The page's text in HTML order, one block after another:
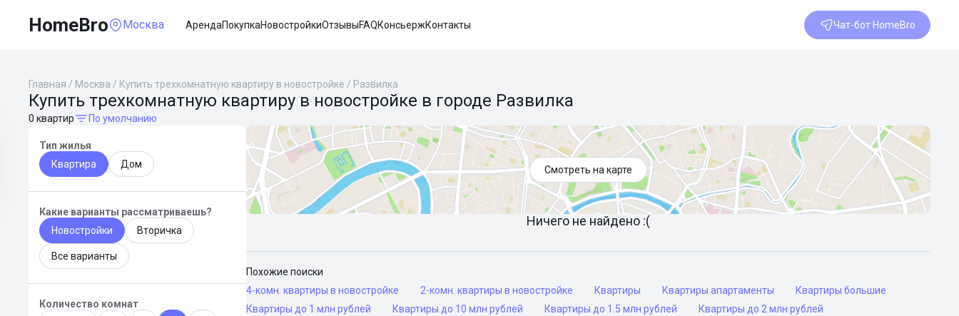
HomeBro Москва АрендаПокупкаНовостройкиОтзывыFAQКонсьержКонтакты Чат-бот HomeBro
Главная / Москва / Купить трехкомнатную квартиру в новостройке / Развилка
Купить трехкомнатную квартиру в новостройке в городе Развилка
0 квартир По умолчанию
Тип жилья
Квартира
Дом
Какие варианты рассматриваешь?
Новостройки
Вторичка
Все варианты
Количество комнат
Смотреть на карте
Ничего не найдено :(
Похожие поиски
4-комн. квартиры в новостройке
2-комн. квартиры в новостройке Квартиры Квартиры апартаменты
Квартиры большие
Квартиры до 1 млн рублей
Квартиры до 10 млн рублей Квартиры до 1.5 млн рублей
Квартиры до 2 млн рублей